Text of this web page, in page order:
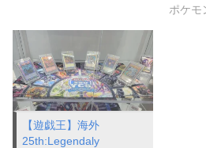
ポケモ
【遊戯王】海外
25th:Legendaly